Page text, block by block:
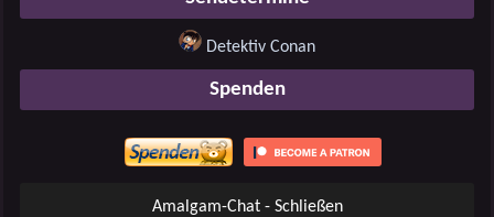
Detektiv Conan
Spenden
Amalgam-Chat - Schließen